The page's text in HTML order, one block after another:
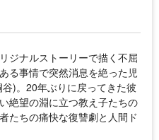
ジナルストーリーで描く不屈
る事情で突然消息を絶った児
)。20年ぶりに戻ってきた彼
絶望の淵に立つ教え子たちの
たちの痛快な復讐劇と人間ド